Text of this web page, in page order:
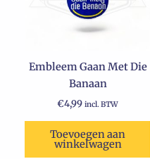
Embleem Gaan Met Die
Banaan
€4,99 incl. BTW
Toevoegen aan
winkelwagen